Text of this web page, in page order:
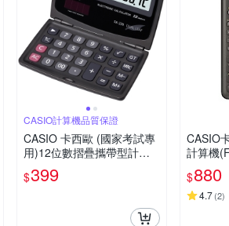
CASIO計算機品質保證
CASIO 卡西歐 (國家考試專
用)12位數摺疊攜帶型計算
機SX-220
$399
CASIO卡西歐 工
計算機
二代 保
$880
4.7(2)